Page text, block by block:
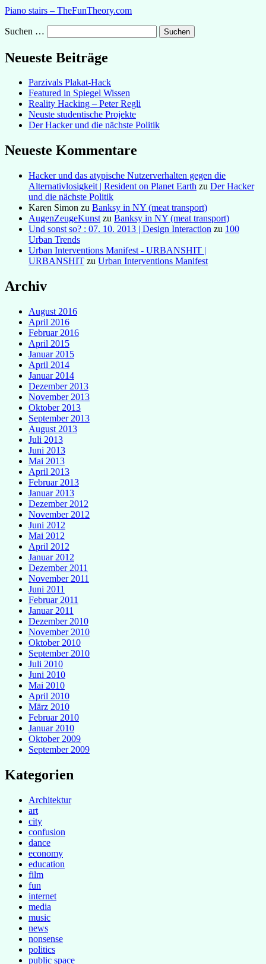
Piano stairs – TheFunTheory.com
Suchen …
Neueste Beiträge
Parzivals Plakat-Hack
Featured in Spiegel Wissen
Reality Hacking – Peter Regli
Neuste studentische Projekte
Der Hacker und die nächste Politik
Neueste Kommentare
Hacker und das atypische Nutzerverhalten gegen die
Alternativlosigkeit | Resident on Planet Earth zu Der Hacker
und die nächste Politik
Karen Simon zu Banksy in NY (meat transport)
AugenZeugeKunst zu Banksy in NY (meat transport)
Und sonst so? : 07. 10. 2013 | Design Interaction zu 100
Urban Trends
Urban Interventions Manifest - URBANSHIT |
URBANSHIT zu Urban Interventions Manifest
Archiv
August 2016
April 2016
Februar 2016
April 2015
Januar 2015
April 2014
Januar 2014
Dezember 2013
November 2013
Oktober 2013
September 2013
August 2013
Juli 2013
Juni 2013
Mai 2013
April 2013
Februar 2013
Januar 2013
Dezember 2012
November 2012
Juni 2012
Mai 2012
April 2012
Januar 2012
Dezember 2011
November 2011
Juni 2011
Februar 2011
Januar 2011
Dezember 2010
November 2010
Oktober 2010
September 2010
Juli 2010
Juni 2010
Mai 2010
April 2010
März 2010
Februar 2010
Januar 2010
Oktober 2009
September 2009
Kategorien
Architektur
art
city
confusion
dance
economy
education
film
fun
internet
media
music
news
nonsense
politics
public space